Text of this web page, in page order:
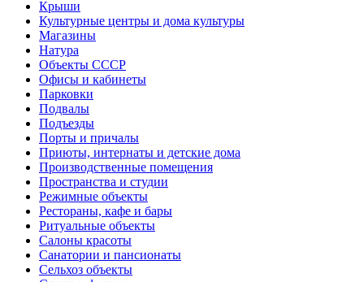
Крыши
Культурные центры и дома культуры
Магазины
Натура
Объекты СССР
Офисы и кабинеты
Парковки
Подвалы
Подъезды
Порты и причалы
Приюты, интернаты и детские дома
Производственные помещения
Пространства и студии
Режимные объекты
Рестораны, кафе и бары
Ритуальные объекты
Салоны красоты
Санатории и пансионаты
Сельхоз объекты